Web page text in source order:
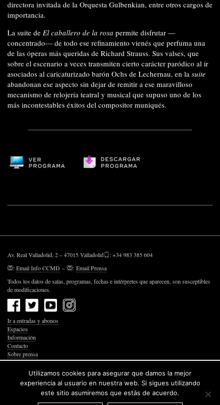
directora invitada de la Orquesta Gulbenkian, entre otros cargos de
importancia.
La suite de El caballero de la rosa permite disfrutar —
concentrado— de todo ese refinamiento vienés que perfuma una
de las óperas más queridas de Richard Strauss. Sus valses, que
sobre el escenario a veces transmiten cierto carácter paródico al ir
asociados al caricaturizado barón Ochs de Lechernau, en la suite
abandonan ese aspecto sin dejar de remitir a ese maravilloso
mecanismo de relojería teatral y musical que supuso uno de los
más incontestables éxitos del compositor muniqués.
Av. Real Valladolid, 2 – 47015 Valladolid
: +34 983 385 604
:Email Info CCMD – : Email Prensa
Todos los datos de salas, programas, fechas e intérpretes que aparecen, son susceptibles
de modificaciones.
Ir a entradas y abonos
Espacios
Información
Contacto
Sobre prensa
Política de Privacidad
Política de Cookies
Accesibilidad Web
Utilizamos cookies para asegurar que damos la mejor
experiencia al usuario en nuestra web. Si sigues utilizando
este sitio asumiremos que estás de acuerdo.